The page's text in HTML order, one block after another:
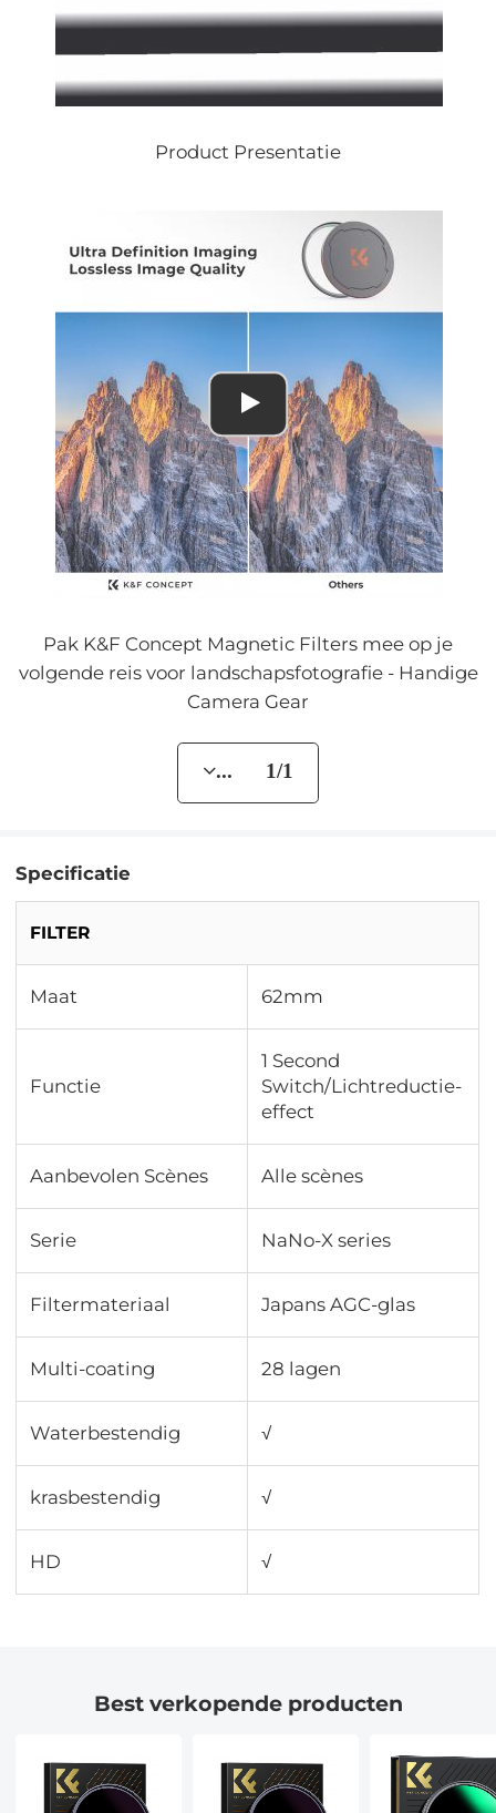
Product Presentatie
Pak K&F Concept Magnetic Filters mee op je
volgende reis voor landschapsfotografie - Handige
Camera Gear
... 1/1
Specificatie
FILTER
Maat 62mm
Functie
1 Second
Switch/Lichtreductie-
effect
Aanbevolen Scènes Alle scènes
Serie NaNo-X series
Filtermateriaal Japans AGC-glas
Multi-coating 28 lagen
Waterbestendig √
krasbestendig √
HD √
Best verkopende producten